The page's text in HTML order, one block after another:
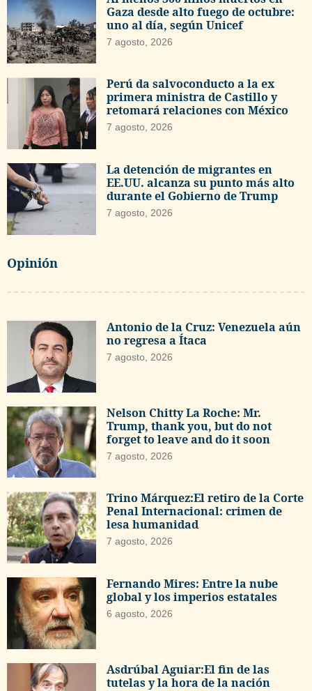
Gaza desde alto fuego de octubre:
uno al día, según Unicef
7 agosto, 2026
Perú da salvoconducto a la ex
primera ministra de Castillo y
retomará relaciones con México
7 agosto, 2026
La detención de migrantes en
EE.UU. alcanza su punto más alto
durante el Gobierno de Trump
7 agosto, 2026
Opinión
Antonio de la Cruz: Venezuela aún
no regresa a Ítaca
7 agosto, 2026
Nelson Chitty La Roche: Mr.
Trump, thank you, but do not
forget to leave and do it soon
7 agosto, 2026
Trino Márquez:El retiro de la Corte
Penal Internacional: crimen de
lesa humanidad
7 agosto, 2026
Fernando Mires: Entre la nube
global y los imperios estatales
6 agosto, 2026
Asdrúbal Aguiar:El fin de las
tutelas y la hora de la nación